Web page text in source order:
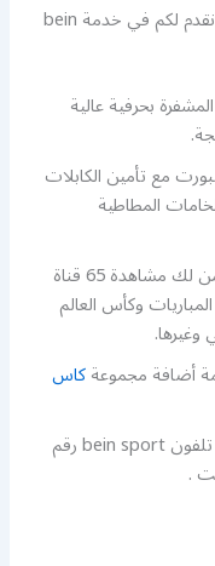
ما هي الخدمات المقدمة في bein sport؟ نقدم لكم في خدمة bein
بحرفية عالية
مع تأمين الكابلات
المطاطية
تأمين الاشتراك بالباقة الرياضية التي تؤمن لك مشاهدة 65 قناة
وكأس العالم
وغيرها.
أضافة مجموعةكاس
رقم بي ان سبورت الصبية الكويت أرقام تلفون bein sport رقم
.